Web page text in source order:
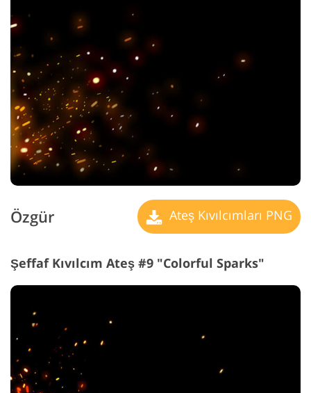
Özgür Ateş Kıvılcımları PNG
Şeffaf Kıvılcım Ateş #9 "Colorful Sparks"